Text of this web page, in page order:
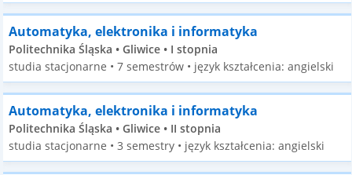
Automatyka, elektronika i informatyka
Politechnika Śląska • Gliwice • I stopnia
studia stacjonarne • 7 semestrów • język kształcenia: angielski
Automatyka, elektronika i informatyka
Politechnika Śląska • Gliwice • II stopnia
studia stacjonarne • 3 semestry • język kształcenia: angielski